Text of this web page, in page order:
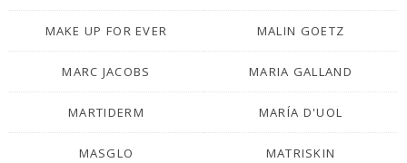
MAKE UP FOR EVER MALIN GOETZ
MARC JACOBS MARIA GALLAND
MARTIDERM MARÍA D'UOL
MASGLO MATRISKIN